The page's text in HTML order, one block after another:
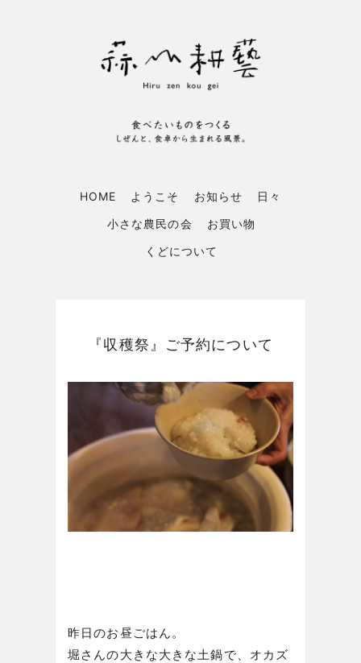
HOME ようこそ お知らせ
日々
小さな農民の会
お買い物
くどについて
『収穫祭』ご予約について
昨日のお昼ごはん。
堀さんの大きな大きな土鍋で、オカズ